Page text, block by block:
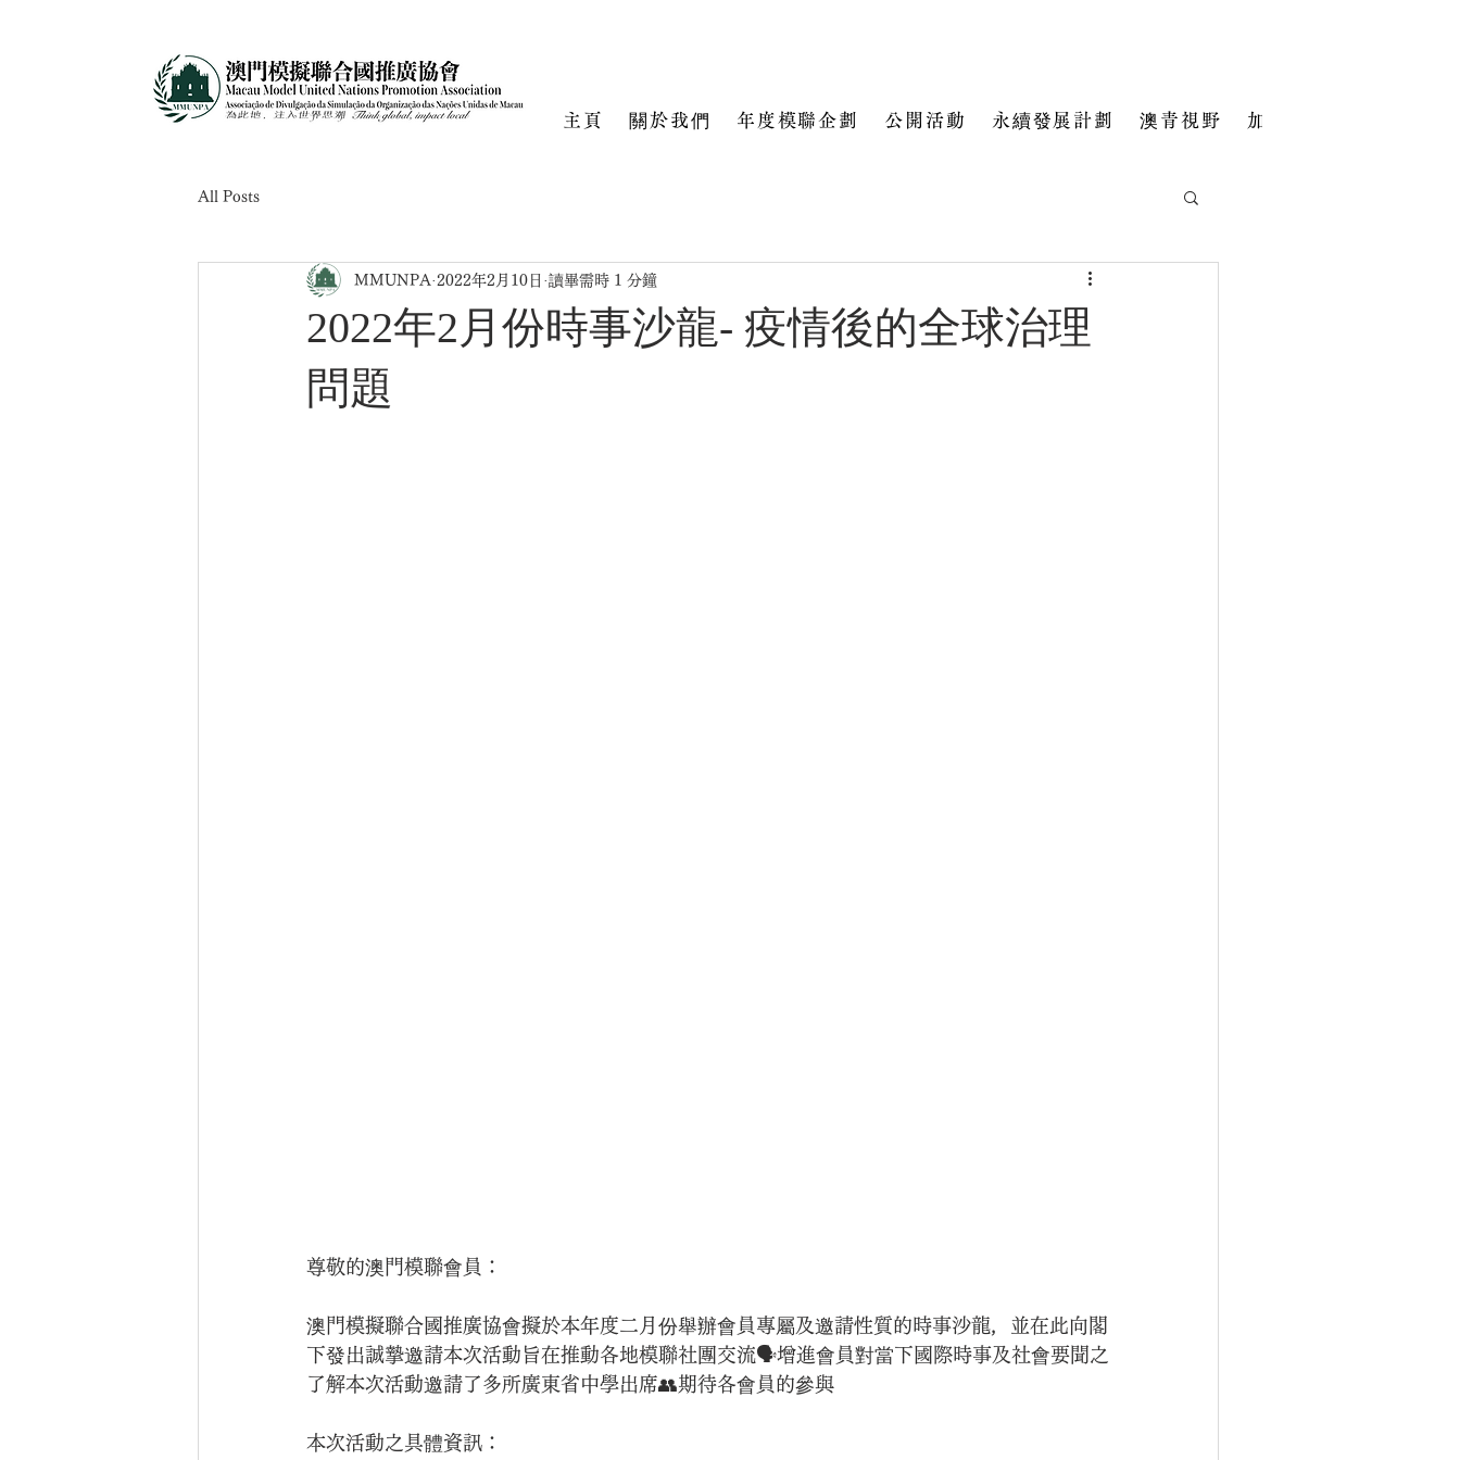
主頁 關於我們 年度模聯企劃 公開活動 永續發展計劃 澳青視野 加入我們
All Posts
2022年2月份時事沙龍- 疫情後的全球治理
問題
MMUNPA 2022年2月10日 讀畢需時 1 分鐘
尊敬的澳門模聯會員：
澳門模擬聯合國推廣協會擬於本年度二月份舉辦會員專屬及邀請性質的時事沙龍，並在此向閣
下發出誠摯邀請本次活動旨在推動各地模聯社團交流🗣增進會員對當下國際時事及社會要聞之
了解本次活動邀請了多所廣東省中學出席👥期待各會員的參與
本次活動之具體資訊：